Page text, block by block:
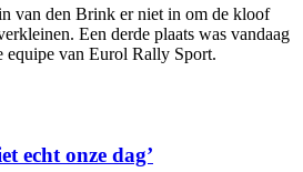
van den Brink er niet in om de kloof
Een derde plaats was vandaag
equipe van Eurol Rally Sport.
echt onze dag’